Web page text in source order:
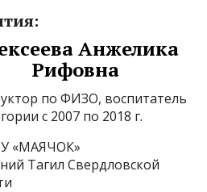
Анжелика
Рифовна
по ФИЗО, воспитатель
с 2007 по 2018 г.
«МАЯЧОК»
Тагил Свердловской